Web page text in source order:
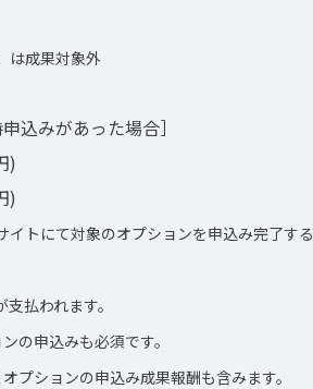
は成果対象外
込みがあった場合］
)
)
トにて対象のオプションを申込み完了する
払われます。
の申込みも必須です。
プションの申込み成果報酬も含みます。